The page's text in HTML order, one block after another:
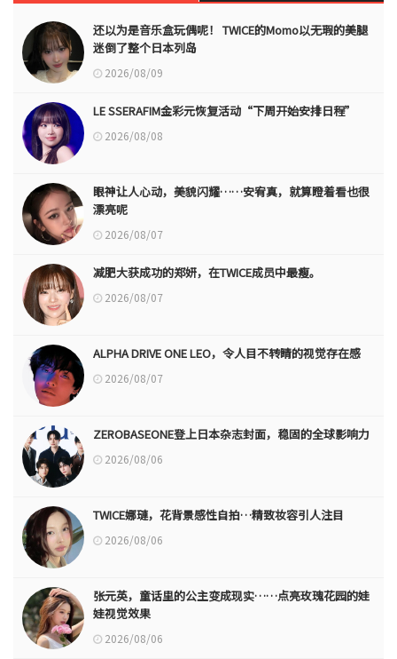
还以为是音乐盒玩偶呢！ TWICE的Momo以无瑕的美腿
迷倒了整个日本列岛
2026/08/09
LE SSERAFIM金彩元恢复活动“下周开始安排日程”
2026/08/08
眼神让人心动，美貌闪耀……安宥真，就算瞪着看也很
漂亮呢
2026/08/07
减肥大获成功的郑妍，在TWICE成员中最瘦。
2026/08/07
ALPHA DRIVE ONE LEO，令人目不转睛的视觉存在感
2026/08/07
ZEROBASEONE登上日本杂志封面，稳固的全球影响力
2026/08/06
TWICE娜璉，花背景感性自拍…精致妆容引人注目
2026/08/06
张元英，童话里的公主变成现实……点亮玫瑰花园的娃
娃视觉效果
2026/08/06